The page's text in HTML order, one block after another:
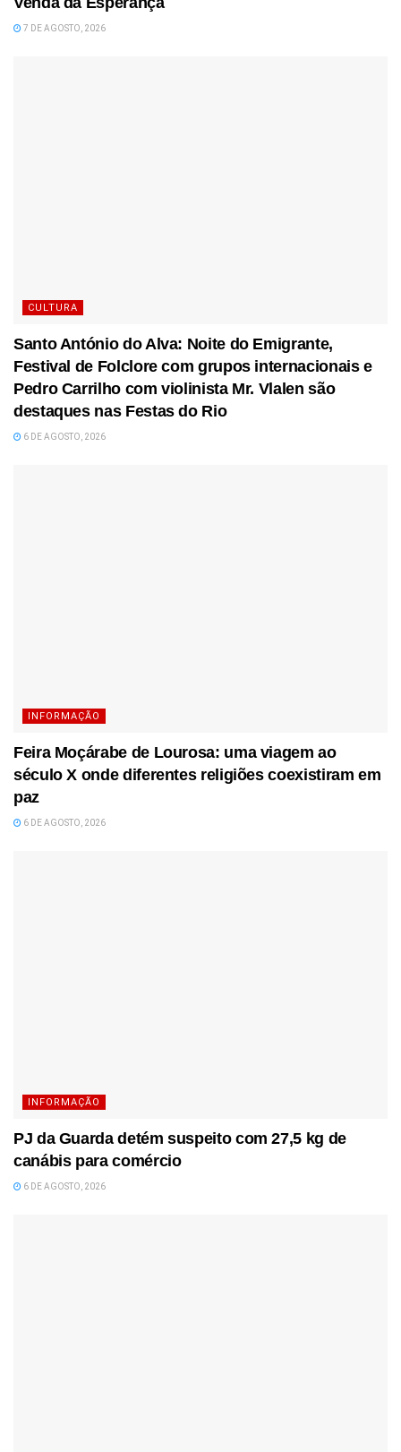
7 DE AGOSTO, 2026
CULTURA
Santo António do Alva: Noite do Emigrante,
Festival de Folclore com grupos internacionais e
Pedro Carrilho com violinista Mr. Vlalen são
destaques nas Festas do Rio
6 DE AGOSTO, 2026
INFORMAÇÃO
Feira Moçárabe de Lourosa: uma viagem ao
século X onde diferentes religiões coexistiram em
paz
6 DE AGOSTO, 2026
INFORMAÇÃO
PJ da Guarda detém suspeito com 27,5 kg de
canábis para comércio
6 DE AGOSTO, 2026